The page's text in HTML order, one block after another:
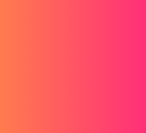
et la soluce dont tu parles :-) :-)